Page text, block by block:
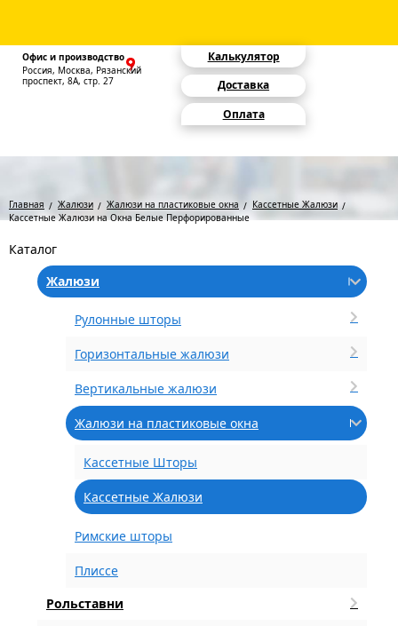
Офис и производство
Россия, Москва, Рязанский
проспект, 8А, стр. 27
Калькулятор
Доставка
Оплата
Главная Жалюзи Жалюзи на пластиковые окна
Кассетные Жалюзи
Кассетные Жалюзи на Окна Белые Перфорированные
Каталог
Жалюзи
Рулонные шторы
Горизонтальные жалюзи
Вертикальные жалюзи
Жалюзи на пластиковые окна
Кассетные Шторы
Кассетные Жалюзи
Римские шторы
Плиссе
Рольставни